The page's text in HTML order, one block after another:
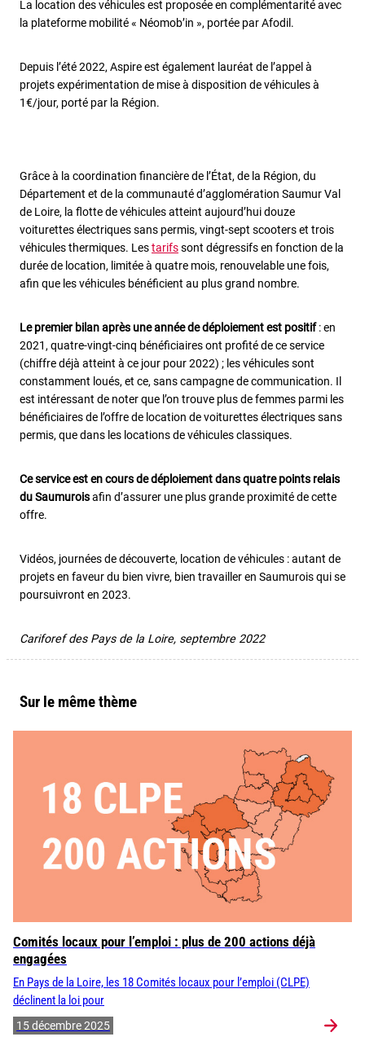
La location des véhicules est proposée en complémentarité avec
la plateforme mobilité « Néomob’in », portée par Afodil.
Depuis l’été 2022, Aspire est également lauréat de l’appel à
projets expérimentation de mise à disposition de véhicules à
1€/jour, porté par la Région.
Grâce à la coordination financière de l’État, de la Région, du
Département et de la communauté d’agglomération Saumur Val
de Loire, la flotte de véhicules atteint aujourd’hui douze
voiturettes électriques sans permis, vingt-sept scooters et trois
véhicules thermiques. Lestarifssont dégressifs en fonction de la
durée de location, limitée à quatre mois, renouvelable une fois,
afin que les véhicules bénéficient au plus grand nombre.
Le premier bilan après une année de déploiement est positif: en
2021, quatre-vingt-cinq bénéficiaires ont profité de ce service
(chiffre déjà atteint à ce jour pour 2022) ; les véhicules sont
constamment loués, et ce, sans campagne de communication. Il
est intéressant de noter que l’on trouve plus de femmes parmi les
bénéficiaires de l’offre de location de voiturettes électriques sans
permis, que dans les locations de véhicules classiques.
Ce service est en cours de déploiement dans quatre points relais
du Saumuroisafin d’assurer une plus grande proximité de cette
offre.
Vidéos, journées de découverte, location de véhicules : autant de
projets en faveur du bien vivre, bien travailler en Saumurois qui se
poursuivront en 2023.
Cariforef des Pays de la Loire, septembre 2022
Sur le même thème
Comités locaux pour l’emploi : plus de 200 actions déjà
engagées
En Pays de la Loire, les 18 Comités locaux pour l’emploi (CLPE)
déclinent la loi pour
15 décembre 2025